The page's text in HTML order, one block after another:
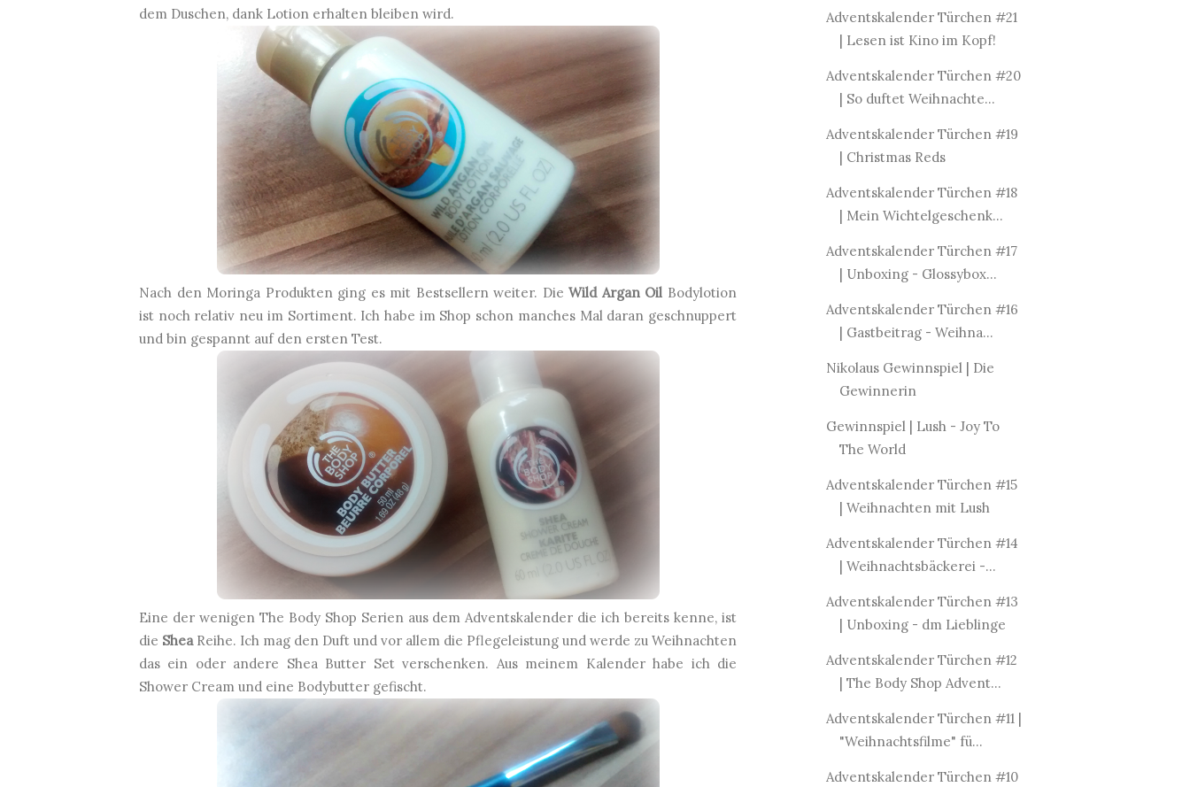
dem Duschen, dank Lotion erhalten bleiben wird.
Nach den Moringa Produkten ging es mit Bestsellern weiter. DieWild Argan Oil Bodylotion
ist noch relativ neu im Sortiment. Ich habe im Shop schon manches Mal daran geschnuppert
und bin gespannt auf den ersten Test.
Eine der wenigen The Body Shop Serien aus dem Adventskalender die ich bereits kenne, ist
die SheaReihe. Ich mag den Duft und vor allem die Pflegeleistung und werde zu Weihnachten
das ein oder andere Shea Butter Set verschenken. Aus meinem Kalender habe ich die
Shower Cream und eine Bodybutter gefischt.
Adventskalender Türchen #21
| Lesen ist Kino im Kopf!
Adventskalender Türchen #20
| So duftet Weihnachte...
Adventskalender Türchen #19
| Christmas Reds
Adventskalender Türchen #18
| Mein Wichtelgeschenk...
Adventskalender Türchen #17
| Unboxing - Glossybox...
Adventskalender Türchen #16
| Gastbeitrag - Weihna...
Nikolaus Gewinnspiel | Die
Gewinnerin
Gewinnspiel | Lush - Joy To
The World
Adventskalender Türchen #15
| Weihnachten mit Lush
Adventskalender Türchen #14
| Weihnachtsbäckerei -...
Adventskalender Türchen #13
| Unboxing - dm Lieblinge
Adventskalender Türchen #12
| The Body Shop Advent...
Adventskalender Türchen #11 |
"Weihnachtsfilme" fü...
Adventskalender Türchen #10